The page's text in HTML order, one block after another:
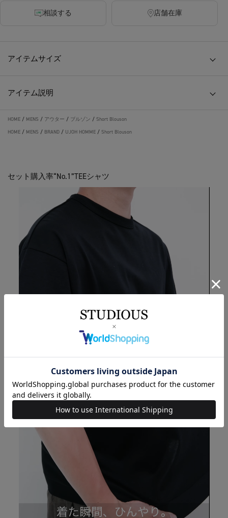
相談する 店舗在庫
アイテムサイズ
アイテム説明
HOME / MENS / アウター / ブルゾン / Short Blouson
HOME / MENS / BRAND / UJOH HOMME / Short Blouson
セット購入率“No.1”TEEシャツ